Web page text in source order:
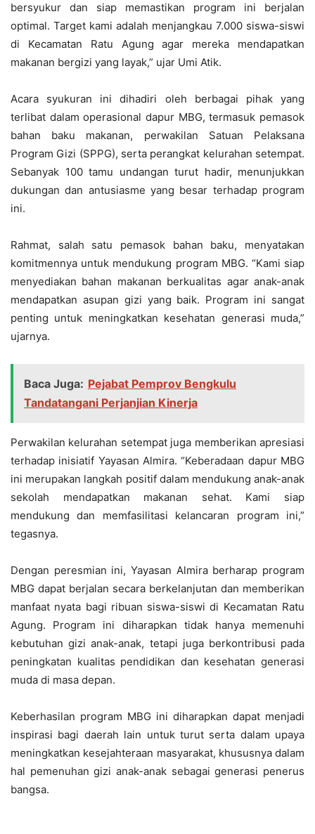
bersyukur dan siap memastikan program ini berjalan
optimal. Target kami adalah menjangkau 7.000 siswa-siswi
di Kecamatan Ratu Agung agar mereka mendapatkan
makanan bergizi yang layak,” ujar Umi Atik.
Acara syukuran ini dihadiri oleh berbagai pihak yang
terlibat dalam operasional dapur MBG, termasuk pemasok
bahan baku makanan, perwakilan Satuan Pelaksana
Program Gizi (SPPG), serta perangkat kelurahan setempat.
Sebanyak 100 tamu undangan turut hadir, menunjukkan
dukungan dan antusiasme yang besar terhadap program
ini.
Rahmat, salah satu pemasok bahan baku, menyatakan
komitmennya untuk mendukung program MBG. “Kami siap
menyediakan bahan makanan berkualitas agar anak-anak
mendapatkan asupan gizi yang baik. Program ini sangat
penting untuk meningkatkan kesehatan generasi muda,”
ujarnya.
Baca Juga: Pejabat Pemprov Bengkulu
Tandatangani Perjanjian Kinerja
Perwakilan kelurahan setempat juga memberikan apresiasi
terhadap inisiatif Yayasan Almira. “Keberadaan dapur MBG
ini merupakan langkah positif dalam mendukung anak-anak
sekolah mendapatkan makanan sehat. Kami siap
mendukung dan memfasilitasi kelancaran program ini,”
tegasnya.
Dengan peresmian ini, Yayasan Almira berharap program
MBG dapat berjalan secara berkelanjutan dan memberikan
manfaat nyata bagi ribuan siswa-siswi di Kecamatan Ratu
Agung. Program ini diharapkan tidak hanya memenuhi
kebutuhan gizi anak-anak, tetapi juga berkontribusi pada
peningkatan kualitas pendidikan dan kesehatan generasi
muda di masa depan.
Keberhasilan program MBG ini diharapkan dapat menjadi
inspirasi bagi daerah lain untuk turut serta dalam upaya
meningkatkan kesejahteraan masyarakat, khususnya dalam
hal pemenuhan gizi anak-anak sebagai generasi penerus
bangsa.